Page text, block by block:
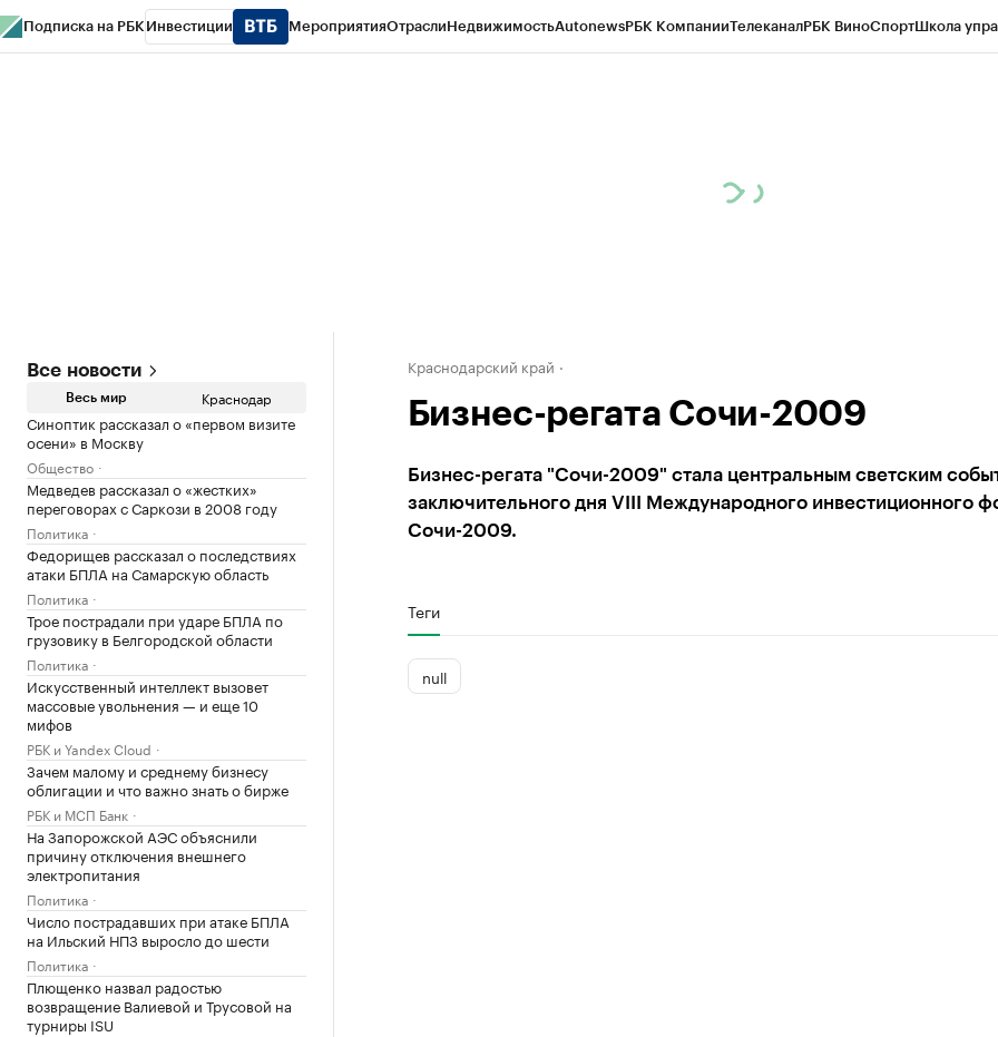
Подписка на РБК Инвестиции МероприятияОтраслиНедвижимостьAutonewsРБК КомпанииТелеканалРБК ВиноСпортШкола
Все новости
Весь мир Краснодар
Синоптик рассказал о «первом визите
осени» в Москву
Общество
Медведев рассказал о «жестких»
переговорах с Саркози в 2008 году
Политика
Федорищев рассказал о последствиях
атаки БПЛА на Самарскую область
Политика
Трое пострадали при ударе БПЛА по
грузовику в Белгородской области
Политика
Искусственный интеллект вызовет
массовые увольнения — и еще 10
мифов
РБК и Yandex Cloud
Зачем малому и среднему бизнесу
облигации и что важно знать о бирже
РБК и МСП Банк
На Запорожской АЭС объяснили
причину отключения внешнего
электропитания
Политика
Число пострадавших при атаке БПЛА
на Ильский НПЗ выросло до шести
Политика
Плющенко назвал радостью
возвращение Валиевой и Трусовой на
турниры ISU
Краснодарский край
Бизнес-регата Сочи-2009
Бизнес-регата "Сочи-2009" стала центральным светским
заключительного дня VIII Международного инвестиционного
Сочи-2009.
Теги
null